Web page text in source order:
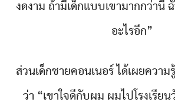
งดงาม ถ้ามีเด็กแบบเขามากกว่านี้
อะไรอีก”
ส่วนเด็กชายคอนเนอร์ ได้เผยความ
ว่า “เขาใจดีกับผม ผมไปโรงเรีย